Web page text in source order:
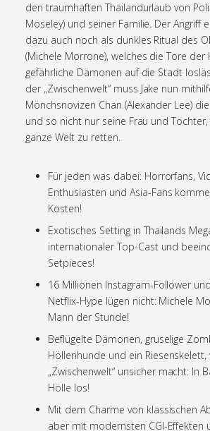
den traumhaften Thailandurlaub von
Moseley) und seiner Familie. Der Angriff
dazu auch noch als dunkles Ritual des
(Michele Morrone), welches die Tore
gefährliche Dämonen auf die Stadt
der „Zwischenwelt“ muss Jake nun
Mönchsnovizen Chan (Alexander Lee)
und so nicht nur seine Frau und
ganze Welt zu retten.
Für jeden was dabei: Horrorfans,
Enthusiasten und Asia-Fans
Kosten!
Exotisches Setting in Thailands
internationaler Top-Cast und
Setpieces!
16 Millionen Instagram-Follower
Netflix-Hype lügen nicht: Michele
Mann der Stunde!
Beflügelte Dämonen, gruselige
Höllenhunde und ein Riesenskelett,
„Zwischenwelt“ unsicher macht: In
Hölle los!
Mit dem Charme von klassischen
aber mit modernsten CGI-Effekten